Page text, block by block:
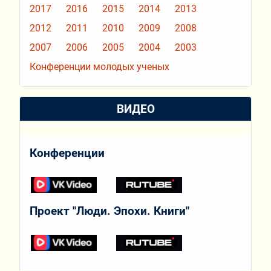
2017
2016 2015 2014
2013
2012
2011 2010 2009
2008
2007
2006 2005 2004
2003
Конференции молодых ученых
ВИДЕО
Конференции
Проект "Люди. Эпохи. Книги"